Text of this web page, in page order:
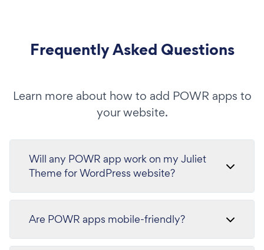
Frequently Asked Questions
Learn more about how to add POWR apps to
your website.
Will any POWR app work on my Juliet
Theme for WordPress website?
Are POWR apps mobile-friendly?